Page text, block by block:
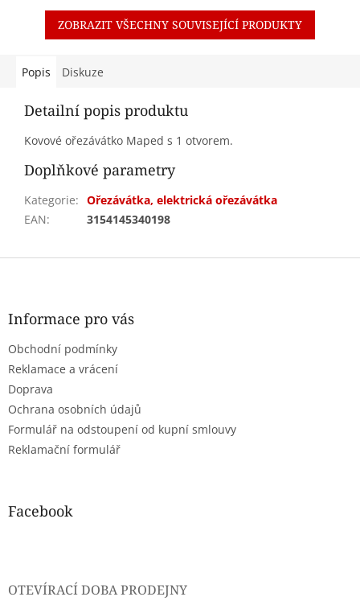
ZOBRAZIT VŠECHNY SOUVISEJÍCÍ PRODUKTY
Popis Diskuze
Detailní popis produktu
Kovové ořezávátko Maped s 1 otvorem.
Doplňkové parametry
Kategorie: Ořezávátka, elektrická ořezávátka
EAN: 3154145340198
Z
Informace pro vás
Obchodní podmínky
Reklamace a vrácení
Doprava
Ochrana osobních údajů
Formulář na odstoupení od kupní smlouvy
Reklamační formulář
Facebook
OTEVÍRACÍ DOBA PRODEJNY